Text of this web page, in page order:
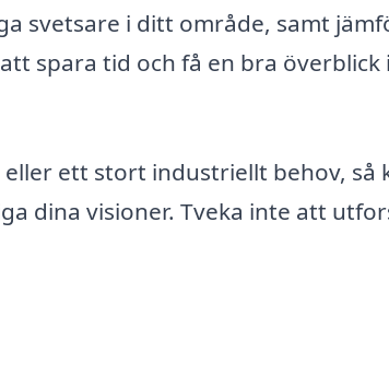
svetsare i ditt område, samt
spara tid och få en bra överblick
ett stort industriellt behov, så
dina visioner. Tveka inte att